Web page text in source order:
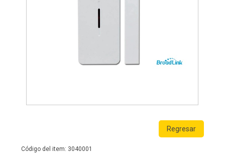
Regresar
Código del item: 3040001